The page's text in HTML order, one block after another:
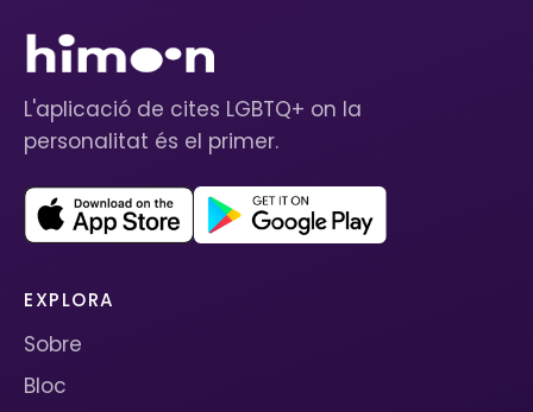
L'aplicació de cites LGBTQ+ on la
personalitat és el primer.
EXPLORA
Sobre
Bloc